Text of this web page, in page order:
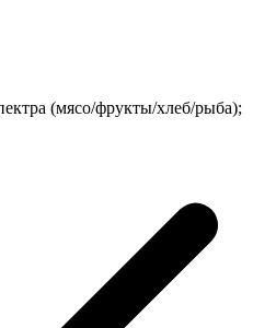
(мясо/фрукты/хлеб/рыба);